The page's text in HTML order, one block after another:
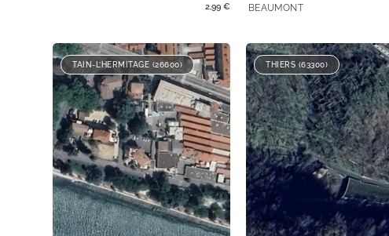
2,99€
BEAUMONT
TAIN-L’HERMITAGE (26600) THIERS (63300)